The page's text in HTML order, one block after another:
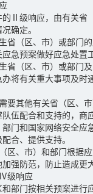
Ⅱ级响应，由有关省
确定。
（区、市）或部门的
急预案做好应急处置
（区、市）或部门及
将有关重大事项及时
其他有关省（区、市
伍配合和支持的，商
门和国家网络安全应
合、提供支持。
、市）和部门根据应
强防范，防止造成更
响应
门按相关预案进行应